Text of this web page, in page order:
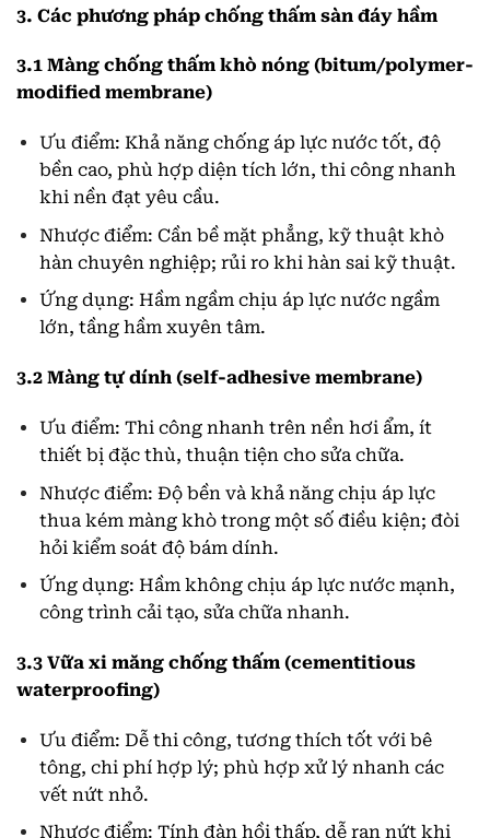
3. Các phương pháp chống thấm sàn đáy hầm
3.1 Màng chống thấm khò nóng (bitum/polymer-
modified membrane)
Ưu điểm: Khả năng chống áp lực nước tốt, độ
bền cao, phù hợp diện tích lớn, thi công nhanh
khi nền đạt yêu cầu.
Nhược điểm: Cần bề mặt phẳng, kỹ thuật khò
hàn chuyên nghiệp; rủi ro khi hàn sai kỹ thuật.
Ứng dụng: Hầm ngầm chịu áp lực nước ngầm
lớn, tầng hầm xuyên tâm.
3.2 Màng tự dính (self-adhesive membrane)
Ưu điểm: Thi công nhanh trên nền hơi ẩm, ít
thiết bị đặc thù, thuận tiện cho sửa chữa.
Nhược điểm: Độ bền và khả năng chịu áp lực
thua kém màng khò trong một số điều kiện; đòi
hỏi kiểm soát độ bám dính.
Ứng dụng: Hầm không chịu áp lực nước mạnh,
công trình cải tạo, sửa chữa nhanh.
3.3 Vữa xi măng chống thấm (cementitious
waterproofing)
Ưu điểm: Dễ thi công, tương thích tốt với bê
tông, chi phí hợp lý; phù hợp xử lý nhanh các
vết nứt nhỏ.
Nhược điểm: Tính đàn hồi thấp, dễ rạn nứt khi